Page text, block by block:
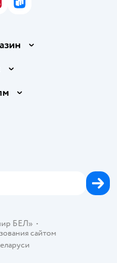
PlayRuStore
файлов cookie
БЕЛ»•
сайтом